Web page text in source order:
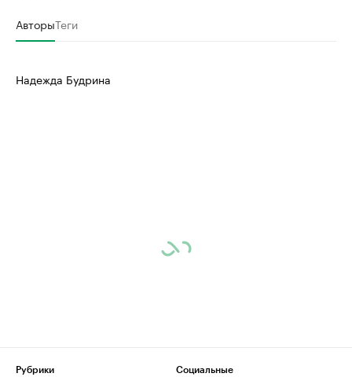
АвторыТеги
Надежда Будрина
Рубрики
Социальные